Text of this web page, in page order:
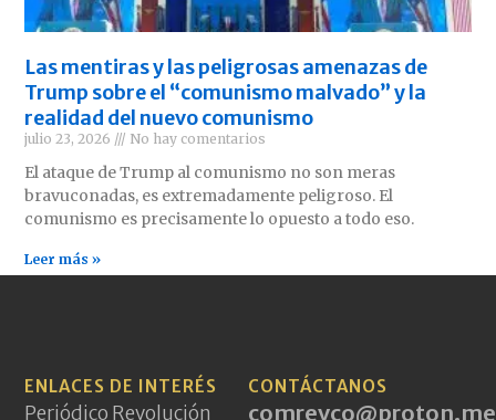
Las mentiras y las peligrosas amenazas de
Trump sobre el “comunismo malvado” y la
realidad del nuevo comunismo
julio 23, 2026 No hay comentarios
El ataque de Trump al comunismo no son meras
bravuconadas, es extremadamente peligroso. El
comunismo es precisamente lo opuesto a todo eso.
Leer más »
ENLACES DE INTERÉS
Periódico Revolución
CONTÁCTANOS
comrevco@proton.me